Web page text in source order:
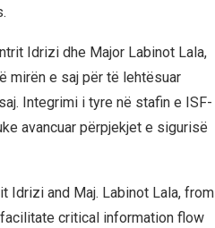
Idrizi dhe Major Labinot Lala,
mirën e saj për të lehtësuar
Integrimi i tyre në stafin e ISF-
avancuar përpjekjet e sigurisë
Idrizi and Maj. Labinot Lala, from
critical information flow